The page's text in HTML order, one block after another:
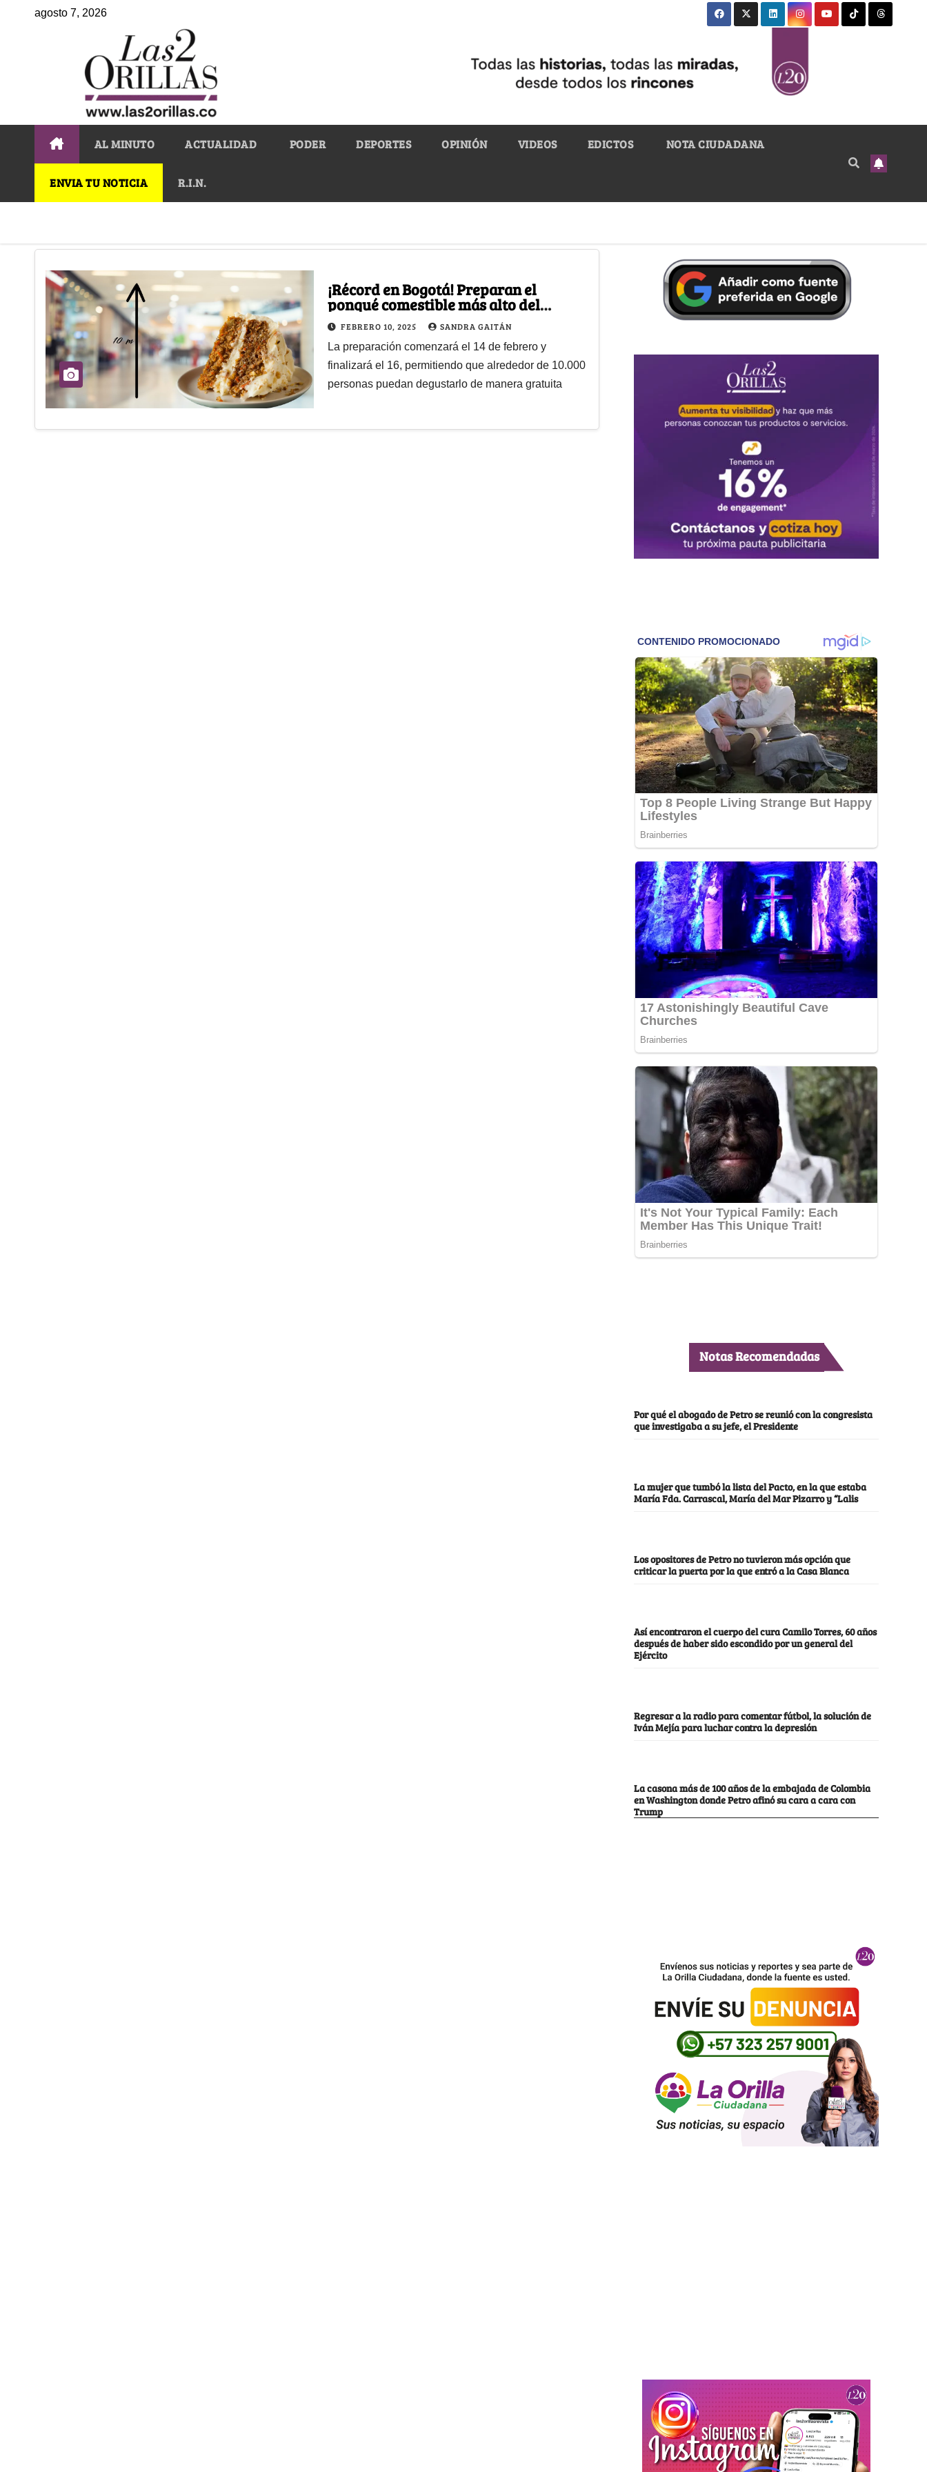
agosto 7, 2026
AL MINUTO ACTUALIDAD PODER DEPORTES OPINIÓN VIDEOS EDICTOS NOTA CIUDADANA
ENVIA TU NOTICIA R.I.N.
¡Récord en Bogotá! Preparan el
ponqué comestible más alto del
mundo en un centro comercial
FEBRERO 10, 2025 SANDRA GAITÁN
La preparación comenzará el 14 de febrero y
finalizará el 16, permitiendo que alrededor de 10.000
personas puedan degustarlo de manera gratuita
Notas Recomendadas
Por qué el abogado de Petro se reunió con la congresista
que investigaba a su jefe, el Presidente
La mujer que tumbó la lista del Pacto, en la que estaba
María Fda. Carrascal, María del Mar Pizarro y “Lalis
Los opositores de Petro no tuvieron más opción que
criticar la puerta por la que entró a la Casa Blanca
Así encontraron el cuerpo del cura Camilo Torres, 60 años
después de haber sido escondido por un general del
Ejército
Regresar a la radio para comentar fútbol, la solución de
Iván Mejía para luchar contra la depresión
La casona más de 100 años de la embajada de Colombia
en Washington donde Petro afinó su cara a cara con
Trump